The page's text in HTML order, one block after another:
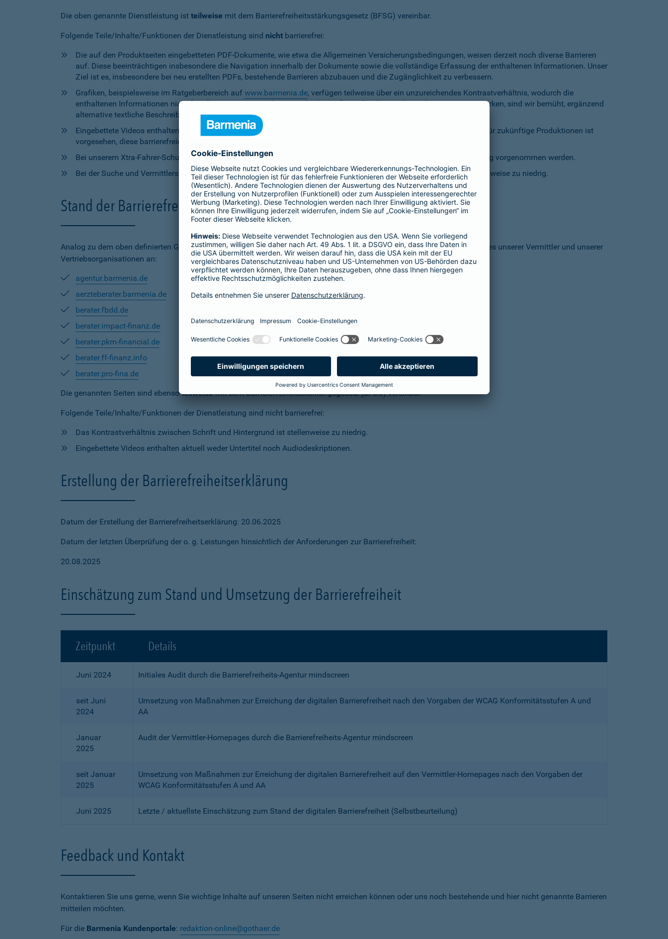
Die oben genannte Dienstleistung ist teilweise mit dem Barrierefreiheitsstärkungsgesetz (BFSG) vereinbar.
Folgende Teile/Inhalte/Funktionen der Dienstleistung sind nicht barrierefrei:
Die auf den Produktseiten eingebetteten PDF-Dokumente, wie etwa die Allgemeinen Versicherungsbedingungen, weisen derzeit noch diverse Barrieren
auf. Diese beeinträchtigen insbesondere die Navigation innerhalb der Dokumente sowie die vollständige Erfassung der enthaltenen Informationen. Unser
Ziel ist es, insbesondere bei neu erstellten PDFs, bestehende Barrieren abzubauen und die Zugänglichkeit zu verbessern.
Grafiken, beispielsweise im Ratgeberbereich auf www.barmenia.de, verfügen teilweise über ein unzureichendes Kontrastverhältnis, wodurch die
enthaltenen Informationen nicht für alle Nutzerinnen und Nutzer gleichermaßen erfassbar sind. Um dem entgegenzuwirken, sind wir bemüht, ergänzend
alternative textliche Beschreibungen zur Verfügung zu stellen.
Eingebettete Videos enthalten aktuell weder Untertitel noch Audiodeskriptionen, was ihre Zugänglichkeit einschränkt. Für zukünftige Produktionen ist
vorgesehen, diese barrierefreien Elemente bereitzustellen.
Bei unserem Xtra-Fahrer-Schutz kann die Anpassung der zu versichernden Tage momentan nicht per Tastaturbedienung vorgenommen werden.
Bei der Suche und Vermittlersuche auf barmenia.de ist das Kontrastverhältnis zwischen Schrift und Hintergrund stellenweise zu niedrig.
Stand der Barrierefreiheit auf den Vermittler-Homepages
Analog zu dem oben definierten Geltungsbereich streben wir die Umsetzung der digitalen Barrierefreiheit auf den Homepages unserer Vermittler und unserer
Vertriebsorganisationen an:
agentur.barmenia.de
aerzteberater.barmenia.de
berater.fbdd.de
berater.impact-finanz.de
berater.pkm-financial.de
berater.ff-finanz.info
berater.pro-fina.de
Die genannten Seiten sind ebensoteilweisemit dem Barrierefreiheitsstärkungsgesetz (BFSG) vereinbar.
Folgende Teile/Inhalte/Funktionen der Dienstleistung sind nicht barrierefrei:
Das Kontrastverhältnis zwischen Schrift und Hintergrund ist stellenweise zu niedrig.
Eingebettete Videos enthalten aktuell weder Untertitel noch Audiodeskriptionen.
Erstellung der Barrierefreiheitserklärung
Datum der Erstellung der Barrierefreiheitserklärung: 20.06.2025
Datum der letzten Überprüfung der o. g. Leistungen hinsichtlich der Anforderungen zur Barrierefreiheit:
20.08.2025
Einschätzung zum Stand und Umsetzung der Barrierefreiheit
Zeitpunkt Details
Juni 2024 Initiales Audit durch die Barrierefreiheits-Agentur mindscreen
seit Juni
2024
Umsetzung von Maßnahmen zur Erreichung der digitalen Barrierefreiheit nach den Vorgaben der WCAG Konformitätsstufen A und
AA
Januar
2025
Audit der Vermittler-Homepages durch die Barrierefreiheits-Agentur mindscreen
seit Januar
2025
Umsetzung von Maßnahmen zur Erreichung der digitalen Barrierefreiheit auf den Vermittler-Homepages nach den Vorgaben der
WCAG Konformitätsstufen A und AA
Juni 2025 Letzte / aktuellste Einschätzung zum Stand der digitalen Barrierefreiheit (Selbstbeurteilung)
Feedback und Kontakt
Kontaktieren Sie uns gerne, wenn Sie wichtige Inhalte auf unseren Seiten nicht erreichen können oder uns noch bestehende und hier nicht genannte Barrieren
mitteilen möchten.
Für die Barmenia Kundenportale: redaktion-online@gothaer.de